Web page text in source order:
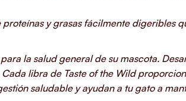
y grasas fácilmente digeribles
la salud general de su mascota.
libra de Taste of the Wild
saludable y ayudan a tu gato a